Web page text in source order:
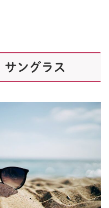
サングラス